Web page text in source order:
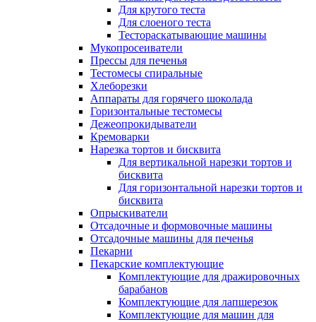
Для крутого теста
Для слоеного теста
Тестораскатывающие машины
Мукопросеиватели
Прессы для печенья
Тестомесы спиральные
Хлеборезки
Аппараты для горячего шоколада
Горизонтальные тестомесы
Дежеопрокидыватели
Кремоварки
Нарезка тортов и бисквита
Для вертикальной нарезки тортов и
бисквита
Для горизонтальной нарезки тортов и
бисквита
Опрыскиватели
Отсадочные и формовочные машины
Отсадочные машины для печенья
Пекарни
Пекарские комплектующие
Комплектующие для дражировочных
барабанов
Комплектующие для лапшерезок
Комплектующие для машин для